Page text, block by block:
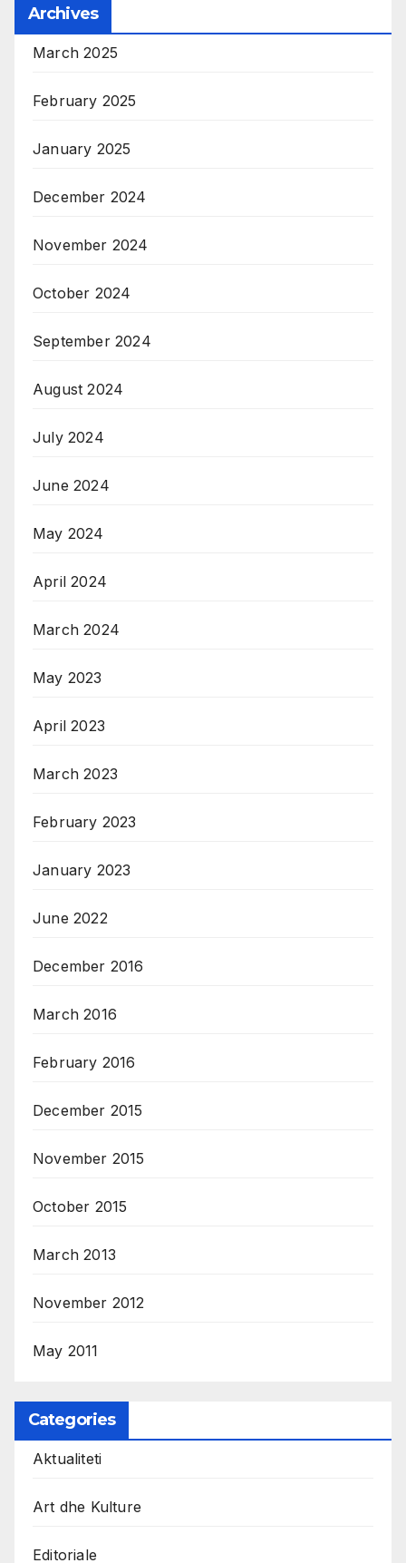
Archives
March 2025
February 2025
January 2025
December 2024
November 2024
October 2024
September 2024
August 2024
July 2024
June 2024
May 2024
April 2024
March 2024
May 2023
April 2023
March 2023
February 2023
January 2023
June 2022
December 2016
March 2016
February 2016
December 2015
November 2015
October 2015
March 2013
November 2012
May 2011
Categories
Aktualiteti
Art dhe Kulture
Editoriale